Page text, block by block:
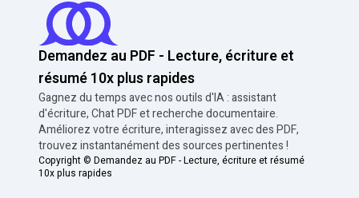
Demandez au PDF - Lecture, écriture et
résumé 10x plus rapides
Gagnez du temps avec nos outils d'IA : assistant
d'écriture, Chat PDF et recherche documentaire.
Améliorez votre écriture, interagissez avec des PDF,
trouvez instantanément des sources pertinentes !
Copyright © Demandez au PDF - Lecture, écriture et résumé
10x plus rapides